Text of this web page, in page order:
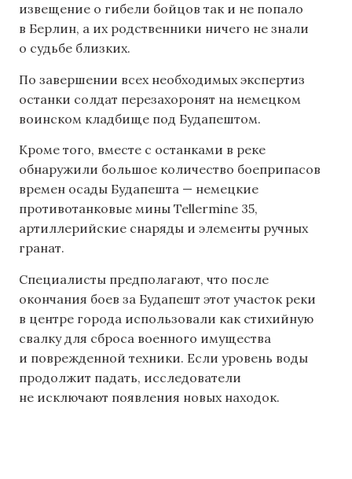
извещение о гибели бойцов так и не попало
в Берлин, а их родственники ничего не знали
о судьбе близких.
По завершении всех необходимых экспертиз
останки солдат перезахоронят на немецком
воинском кладбище под Будапештом.
Кроме того, вместе с останками в реке
обнаружили большое количество боеприпасов
времен осады Будапешта — немецкие
противотанковые мины Tellermine 35,
артиллерийские снаряды и элементы ручных
гранат.
Специалисты предполагают, что после
окончания боев за Будапешт этот участок реки
в центре города использовали как стихийную
свалку для сброса военного имущества
и поврежденной техники. Если уровень воды
продолжит падать, исследователи
не исключают появления новых находок.